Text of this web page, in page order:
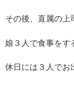
その後、直属の上
娘３人で食事をす
休日には３人でお